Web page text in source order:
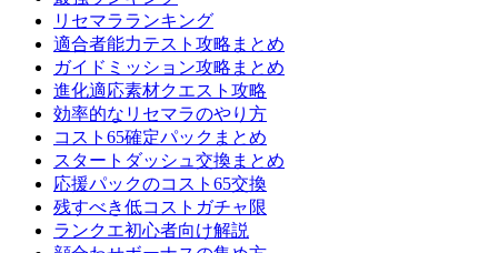
リセマラランキング
適合者能力テスト攻略まとめ
ガイドミッション攻略まとめ
進化適応素材クエスト攻略
効率的なリセマラのやり方
コスト65確定パックまとめ
スタートダッシュ交換まとめ
応援パックのコスト65交換
残すべき低コストガチャ限
ランクエ初心者向け解説